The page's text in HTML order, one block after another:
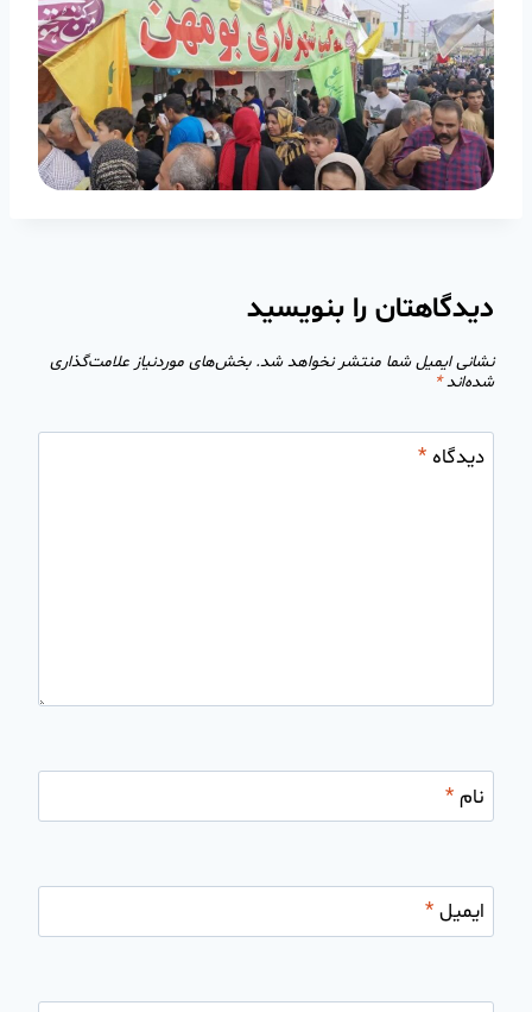
دیدگاهتان را بنویسید
نشانی ایمیل شما منتشر نخواهد شد. بخش‌های موردنیاز علامت‌گذاری
شده‌اند*
دیدگاه*
نام*
ایمیل*